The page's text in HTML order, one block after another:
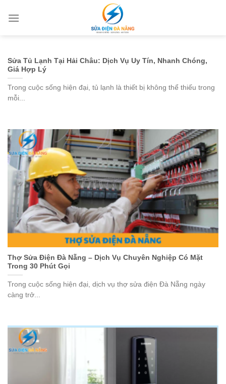
Sửa Tủ Lạnh Tại Hải Châu: Dịch Vụ Uy Tín, Nhanh Chóng,
Giá Hợp Lý
Trong cuộc sống hiện đại, tủ lạnh là thiết bị không thể thiếu trong
mỗi...
Thợ Sửa Điện Đà Nẵng – Dịch Vụ Chuyên Nghiệp Có Mặt
Trong 30 Phút Gọi
Trong cuộc sống hiện đại, dịch vụ thợ sửa điện Đà Nẵng ngày
càng trở...